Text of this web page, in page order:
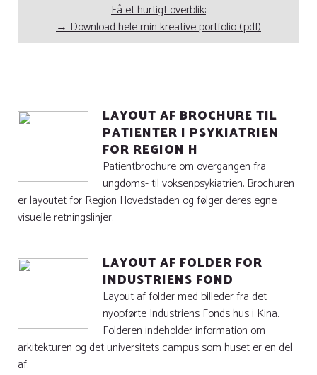
Få et hurtigt overblik:
→Download hele min kreative portfolio (.pdf)
LAYOUT AF BROCHURE TIL
PATIENTER I PSYKIATRIEN
FOR REGION H
Patientbrochure om overgangen fra
ungdoms- til voksenpsykiatrien. Brochuren
er layoutet for Region Hovedstaden og følger deres egne
visuelle retningslinjer.
LAYOUT AF FOLDER FOR
INDUSTRIENS FOND
Layout af folder med billeder fra det
nyopførte Industriens Fonds hus i Kina.
Folderen indeholder information om
arkitekturen og det universitets campus som huset er en del
af.